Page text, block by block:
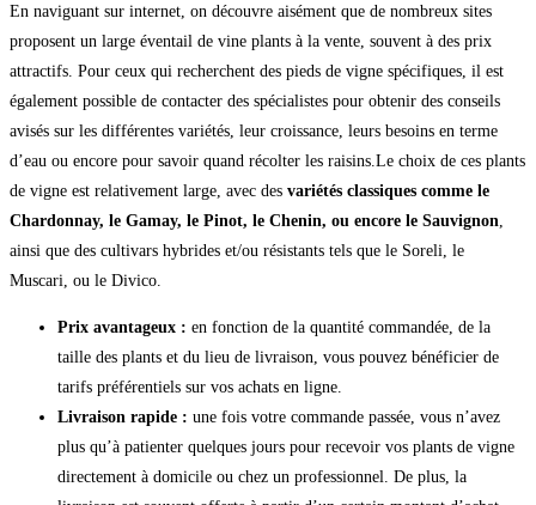
En naviguant sur internet, on découvre aisément que de nombreux sites
proposent un large éventail de vine plants à la vente, souvent à des prix
attractifs. Pour ceux qui recherchent des pieds de vigne spécifiques, il est
également possible de contacter des spécialistes pour obtenir des conseils
avisés sur les différentes variétés, leur croissance, leurs besoins en terme
d’eau ou encore pour savoir quand récolter les raisins.Le choix de ces plants
de vigne est relativement large, avec des variétés classiques comme le
Chardonnay, le Gamay, le Pinot, le Chenin, ou encore le Sauvignon
ainsi que des cultivars hybrides et/ou résistants tels que le Soreli, le
Muscari, ou le Divico.
Prix avantageux : en fonction de la quantité commandée, de la
taille des plants et du lieu de livraison, vous pouvez bénéficier de
tarifs préférentiels sur vos achats en ligne.
Livraison rapide : une fois votre commande passée, vous n’avez
plus qu’à patienter quelques jours pour recevoir vos plants de vigne
directement à domicile ou chez un professionnel. De plus, la